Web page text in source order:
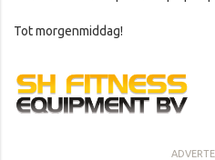
Tot morgenmiddag!